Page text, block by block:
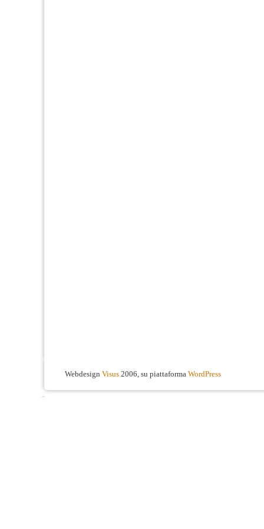
Webdesign Visus 2006, su piattaforma WordPress